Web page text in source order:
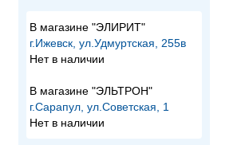
В магазине "ЭЛИРИТ"
г.Ижевск, ул.Удмуртская, 255в
Нет в наличии
В магазине "ЭЛЬТРОН"
г.Сарапул, ул.Советская, 1
Нет в наличии